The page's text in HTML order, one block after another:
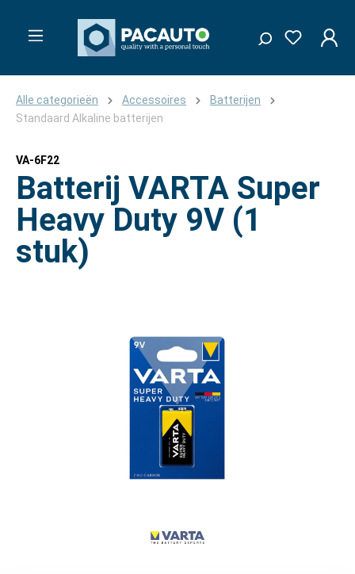
Alle categorieën Accessoires
Batterijen
Standaard Alkaline batterijen
VA-6F22
Batterij VARTA Super
Heavy Duty 9V (1
stuk)